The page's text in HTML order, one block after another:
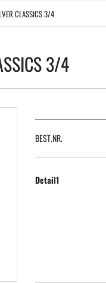
CLASSICS 3/4
3/4
BEST.NR.
Detail1